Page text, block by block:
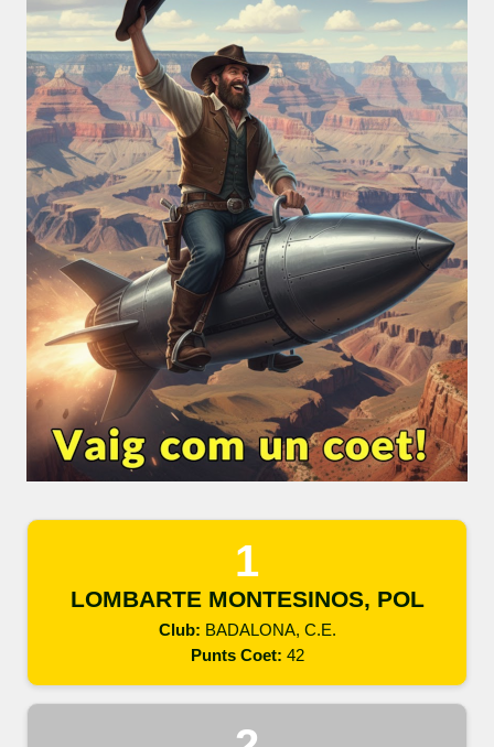
LOMBARTE MONTESINOS, POL
Club: BADALONA, C.E.
Punts Coet: 42